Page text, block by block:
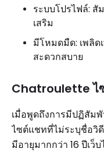
ระบบโปรไฟล์:
เสริม
มีโหมดมืด: เพลิ
สะดวกสบาย
Chatroulette ไ
เมื่อพูดถึงการมีปฏิสัม
ไซต์แชทที่ไม่ระบุชื่อวิ
มีอายุมากกว่า 16 ปีเว็